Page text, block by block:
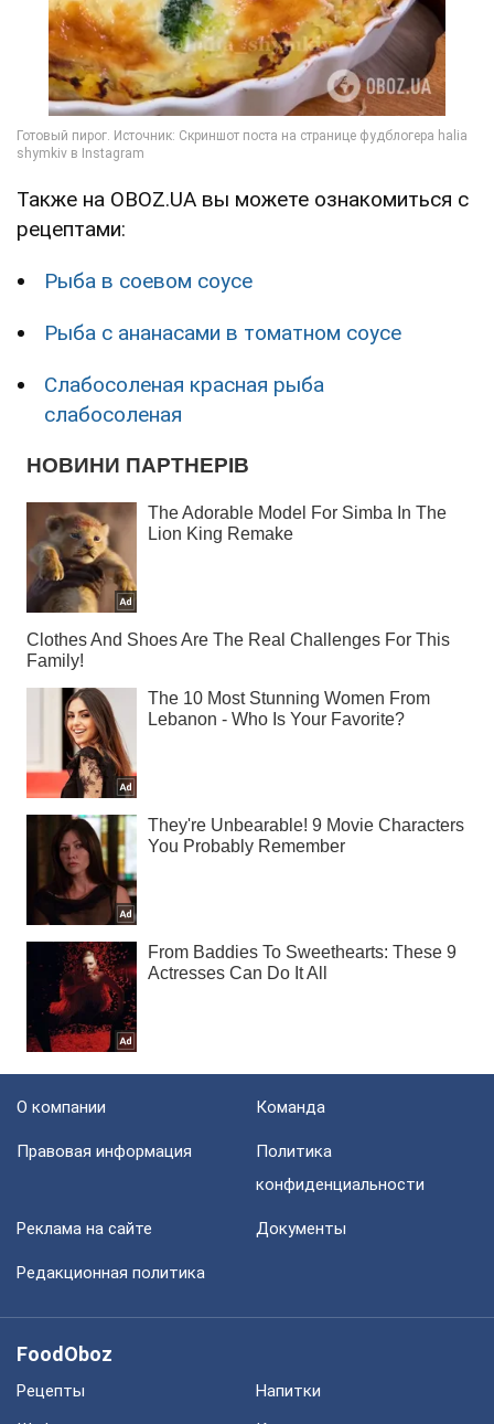
Также на OBOZ.UA вы можете ознакомиться с
рецептами:
Рыба в соевом соусе
Рыба с ананасами в томатном соусе
Слабосоленая красная рыба
слабосоленая
О компании Команда
Правовая информация
Политика
конфиденциальности
Реклама на сайте Документы
Редакционная политика
FoodOboz
Рецепты
Напитки